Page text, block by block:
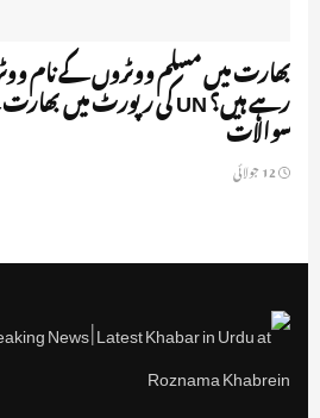
بھارت میں مسلم ووٹروں کے نام
سوالات